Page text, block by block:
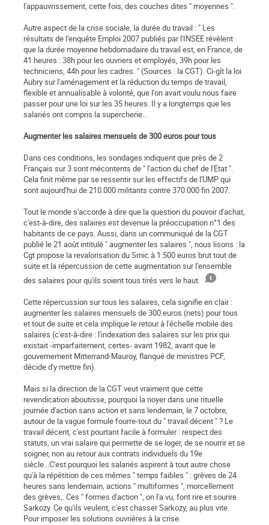
l'appauvrissement, cette fois, des couches dites " moyennes ".
Autre aspect de la crise sociale, la durée du travail : " Les
résultats de l'enquête Emploi 2007 publiés par l'INSEE révèlent
que la durée moyenne hebdomadaire du travail est, en France, de
41 heures : 38h pour les ouvriers et employés, 39h pour les
techniciens, 44h pour les cadres. " (Sources : la CGT). Ci-gît la loi
Aubry sur l'aménagement et la réduction du temps de travail,
flexible et annualisable à volonté, que l'on avait voulu nous faire
passer pour une loi sur les 35 heures. Il y a longtemps que les
salariés ont compris la supercherie...
Augmenter les salaires mensuels de 300 euros pour tous
Dans ces conditions, les sondages indiquent que près de 2
Français sur 3 sont mécontents de " l'action du chef de l'Etat ".
Cela finit même par se ressentir sur les effectifs de l'UMP qui
sont aujourd'hui de 210.000 militants contre 370.000 fin 2007.
Tout le monde s'accorde à dire que la question du pouvoir d'achat,
c'est-à-dire, des salaires est devenue la préoccupation n°1 des
habitants de ce pays. Aussi, dans un communiqué de la CGT
publié le 21 août intitulé " augmenter les salaires ", nous lisons : la
Cgt propose la revalorisation du Smic à 1.500 euros brut tout de
suite et la répercussion de cette augmentation sur l'ensemble
des salaires pour qu'ils soient tous tirés vers le haut.
Cette répercussion sur tous les salaires, cela signifie en clair :
augmenter les salaires mensuels de 300 euros (nets) pour tous
et tout de suite et cela implique le retour à l'échelle mobile des
salaires (c'est-à-dire : l'indexation des salaires sur les prix qui
existait -imparfaitement, certes- avant 1982, avant que le
gouvernement Mitterrand-Mauroy, flanqué de ministres PCF,
décide d'y mettre fin).
Mais si la direction de la CGT veut vraiment que cette
revendication aboutisse, pourquoi la noyer dans une rituelle
journée d'action sans action et sans lendemain, le 7 octobre,
autour de la vague formule fourre-tout du " travail décent " ? Le
travail décent, c'est pourtant facile à formuler : respect des
statuts, un vrai salaire qui permette de se loger, de se nourrir et se
soigner, non au retour aux contrats individuels du 19e
siècle...C'est pourquoi les salariés aspirent à tout autre chose
qu'à la répétition de ces mêmes " temps faibles " : grèves de 24
heures sans lendemain, actions " multiformes ", morcellement
des grèves,. Ces " formes d'action ", on l'a vu, font rire et sourire
Sarkozy. Ce qu'ils veulent, c'est chasser Sarkozy, au plus vite.
Pour imposer les solutions ouvrières à la crise.